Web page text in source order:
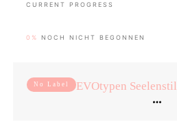
CURRENT PROGRESS
0% NOCH NICHT BEGONNEN
No Label EVOtypen Seelenstil